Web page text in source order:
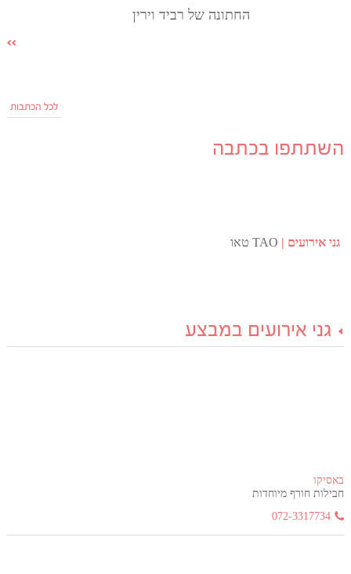
החתונה של רביד וירין
לכל הכתבות
השתתפו בכתבה
גני אירועים TAO טאו
גני אירועים במבצע
באסיקו
חבילות חורף מיוחדות
072-3317734